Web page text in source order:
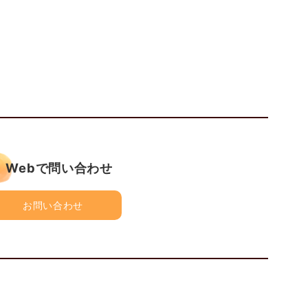
Webで問い合わせ
お問い合わせ